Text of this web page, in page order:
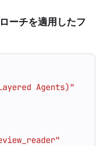
ーチを適用したフ
Agents)"